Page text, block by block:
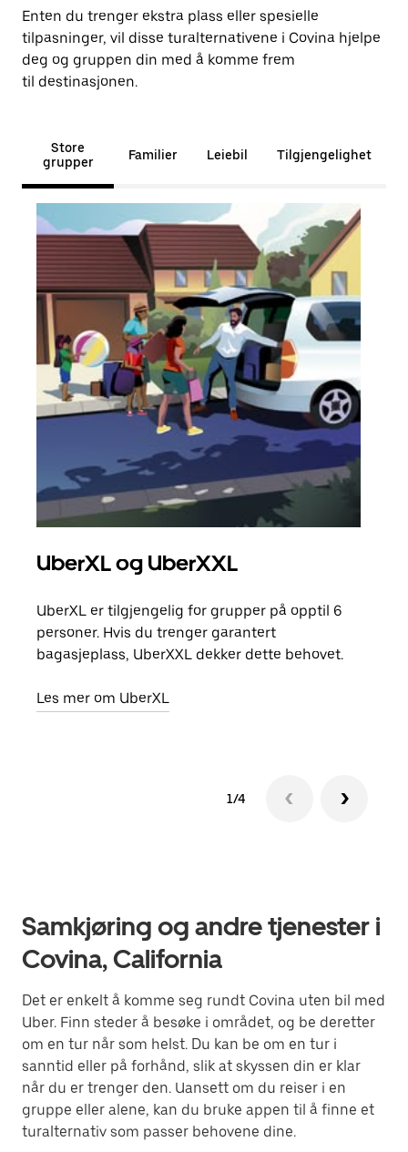
Enten du trenger ekstra plass eller spesielle
tilpasninger, vil disse turalternativene i Covina hjelpe
deg og gruppen din med å komme frem
til destinasjonen.
Store
grupper
Familier Leiebil Tilgjengelighet
UberXL og UberXXL
UberXL er tilgjengelig for grupper på opptil 6
personer. Hvis du trenger garantert
bagasjeplass, UberXXL dekker dette behovet.
Les mer om UberXL
1/4
Samkjøring og andre tjenester i
Covina, California
Det er enkelt å komme seg rundt Covina uten bil med
Uber. Finn steder å besøke i området, og be deretter
om en tur når som helst. Du kan be om en tur i
sanntid eller på forhånd, slik at skyssen din er klar
når du er trenger den. Uansett om du reiser i en
gruppe eller alene, kan du bruke appen til å finne et
turalternativ som passer behovene dine.